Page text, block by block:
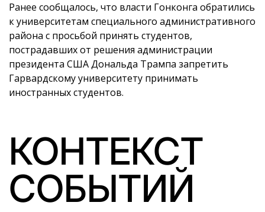
Ранее сообщалось, что власти Гонконга обратились
к университетам специального административного
района с просьбой принять студентов,
пострадавших от решения администрации
президента США Дональда Трампа запретить
Гарвардскому университету принимать
иностранных студентов.
КОНТЕКСТ
СОБЫТИЙ